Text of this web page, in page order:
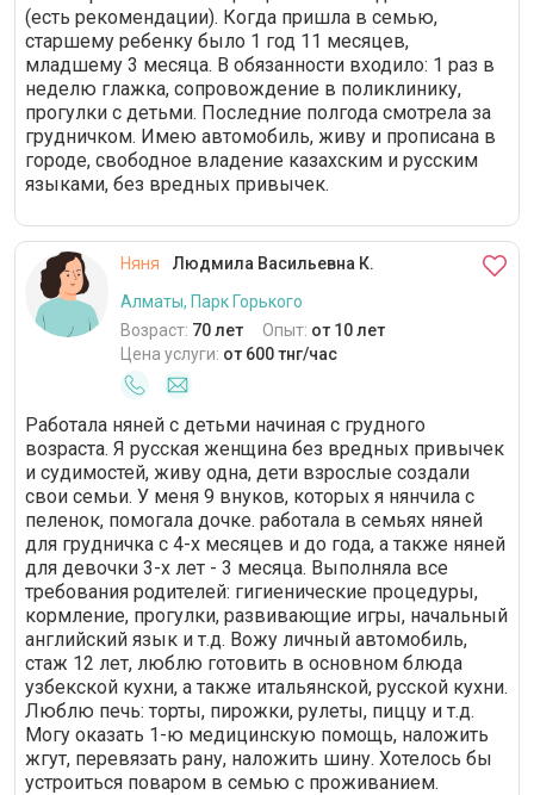
(есть рекомендации). Когда пришла в семью,
старшему ребенку было 1 год 11 месяцев,
младшему 3 месяца. В обязанности входило: 1 раз в
неделю глажка, сопровождение в поликлинику,
прогулки с детьми. Последние полгода смотрела за
грудничком. Имею автомобиль, живу и прописана в
городе, свободное владение казахским и русским
языками, без вредных привычек.
Няня
Людмила Васильевна К.
Алматы, Парк Горького
Возраст: 70 лет Опыт: от 10 лет
Цена услуги: от 600 тнг/час
Работала няней с детьми начиная с грудного
возраста. Я русская женщина без вредных привычек
и судимостей, живу одна, дети взрослые создали
свои семьи. У меня 9 внуков, которых я нянчила с
пеленок, помогала дочке. работала в семьях няней
для грудничка с 4-х месяцев и до года, а также няней
для девочки 3-х лет - 3 месяца. Выполняла все
требования родителей: гигиенические процедуры,
кормление, прогулки, развивающие игры, начальный
английский язык и т.д. Вожу личный автомобиль,
стаж 12 лет, люблю готовить в основном блюда
узбекской кухни, а также итальянской, русской кухни.
Люблю печь: торты, пирожки, рулеты, пиццу и т.д.
Могу оказать 1-ю медицинскую помощь, наложить
жгут, перевязать рану, наложить шину. Хотелось бы
устроиться поваром в семью с проживанием.